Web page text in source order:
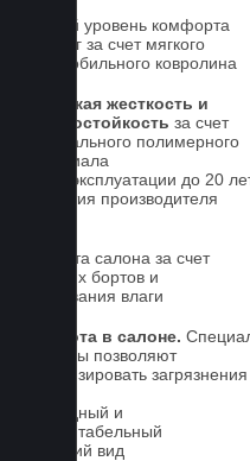
Новый уровень комфорта
для ног за счет мягкого
автомобильного ковролина
Высокая жесткость и
износостойкость за счет
специального полимерного
материала
Срок эксплуатации до 20
Гарантия производителя
Чистота салона за счет
высоких бортов и
впитывания влаги
Чистота в салоне.
выступы позволяют
локализировать
Солидный и
презентабельный
внешний вид